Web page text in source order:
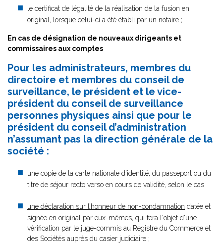
le certificat de légalité de la réalisation de la fusion en
original, lorsque celui-ci a été établi par un notaire ;
En cas de désignation de nouveaux dirigeants et
commissaires aux comptes
Pour les administrateurs, membres du
directoire et membres du conseil de
surveillance, le président et le vice-
président du conseil de surveillance
personnes physiques ainsi que pour le
président du conseil d’administration
n’assumant pas la direction générale de la
société :
une copie de la carte nationale d’identité, du passeport ou du
titre de séjour recto verso en cours de validité, selon le cas
une déclaration sur l’honneur de non-condamnation datée et
signée en original par eux-mêmes, qui fera l'objet d'une
vérification par le juge-commis au Registre du Commerce et
des Sociétés auprès du casier judiciaire ;